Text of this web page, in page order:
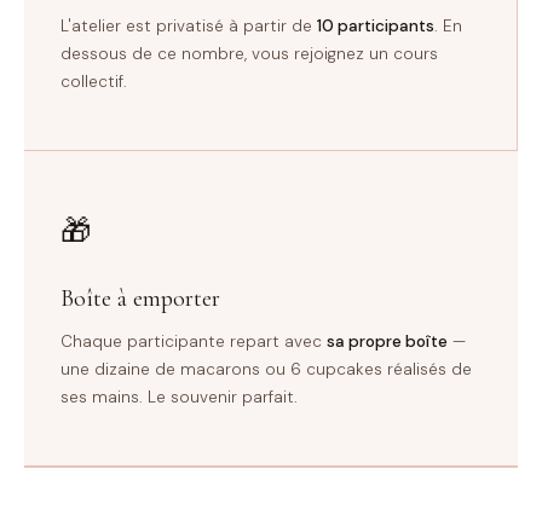
L'atelier est privatisé à partir de 10 participants. En
dessous de ce nombre, vous rejoignez un cours
collectif.
🎁
Boîte à emporter
Chaque participante repart avec sa propre boîte —
une dizaine de macarons ou 6 cupcakes réalisés de
ses mains. Le souvenir parfait.